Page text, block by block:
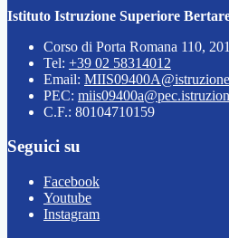
Istituto Istruzione Superiore
Corso di Porta Romana 110,
Tel: +39 02 58314012
Email:
PEC:
C.F.: 80104710159
Seguici su
Facebook
Youtube
Instagram